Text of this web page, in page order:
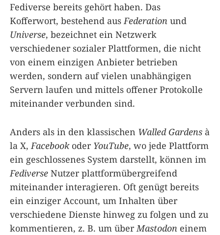
Fediverse bereits gehört haben. Das
Kofferwort, bestehend aus Federation und
Universe, bezeichnet ein Netzwerk
verschiedener sozialer Plattformen, die nicht
von einem einzigen Anbieter betrieben
werden, sondern auf vielen unabhängigen
Servern laufen und mittels offener Protokolle
miteinander verbunden sind.
Anders als in den klassischen Walled Gardens à
la X, Facebookoder YouTube, wo jede Plattform
ein geschlossenes System darstellt, können im
Fediverse Nutzer plattformübergreifend
miteinander interagieren. Oft genügt bereits
ein einziger Account, um Inhalten über
verschiedene Dienste hinweg zu folgen und zu
kommentieren, z. B. um über Mastodon einem